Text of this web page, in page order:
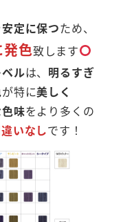
定に保つため、
色致します
ルは、 明るすぎ
が特に美しく
色味をより多くの
いなしです！